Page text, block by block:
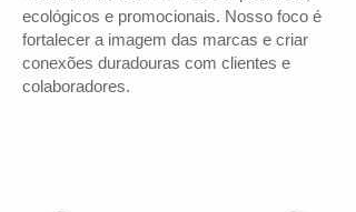
ecológicos e promocionais. Nosso foco é
fortalecer a imagem das marcas e criar
conexões duradouras com clientes e
colaboradores.